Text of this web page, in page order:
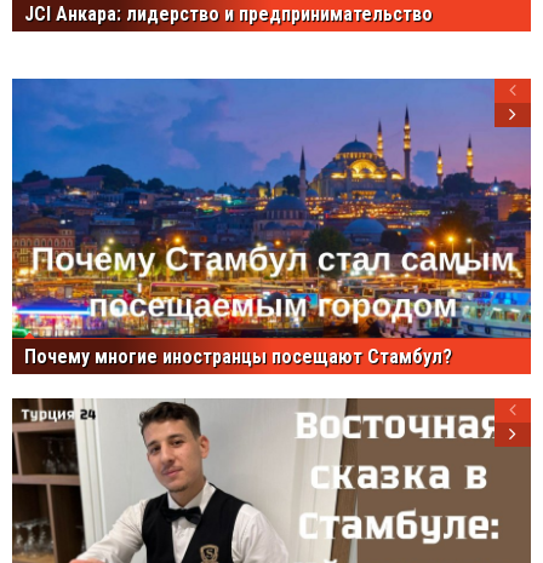
JCI Анкара: лидерство и предпринимательство
Почему многие иностранцы посещают Стамбул?